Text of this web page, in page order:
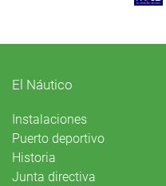
El Náutico
Instalaciones
Puerto deportivo
Historia
Junta directiva